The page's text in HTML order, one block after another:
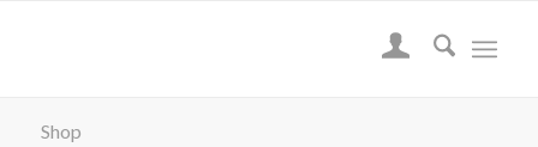
Shop